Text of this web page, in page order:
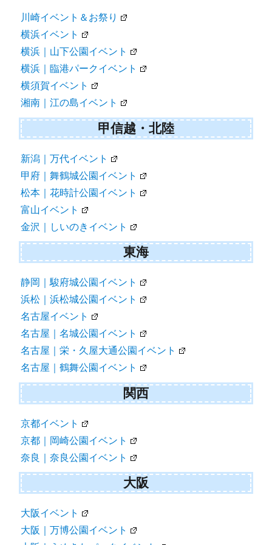
川崎イベント＆お祭り
横浜イベント
横浜｜山下公園イベント
横浜｜臨港パークイベント
横須賀イベント
湘南｜江の島イベント
甲信越・北陸
新潟｜万代イベント
甲府｜舞鶴城公園イベント
松本｜花時計公園イベント
富山イベント
金沢｜しいのきイベント
東海
静岡｜駿府城公園イベント
浜松｜浜松城公園イベント
名古屋イベント
名古屋｜名城公園イベント
名古屋｜栄・久屋大通公園イベント
名古屋｜鶴舞公園イベント
関西
京都イベント
京都｜岡崎公園イベント
奈良｜奈良公園イベント
大阪
大阪イベント
大阪｜万博公園イベント